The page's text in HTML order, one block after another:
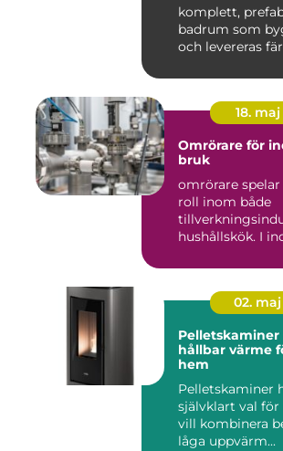
komplett,
badrum som
och levereras
18. maj
Omrörare för
bruk
omrörare
roll inom både
hushållskök. I
02. maj
Pelletskaminer smart och
hållbar värme
hem
Pelletskaminer
självklart val
vill kombinera
låga uppvärm...